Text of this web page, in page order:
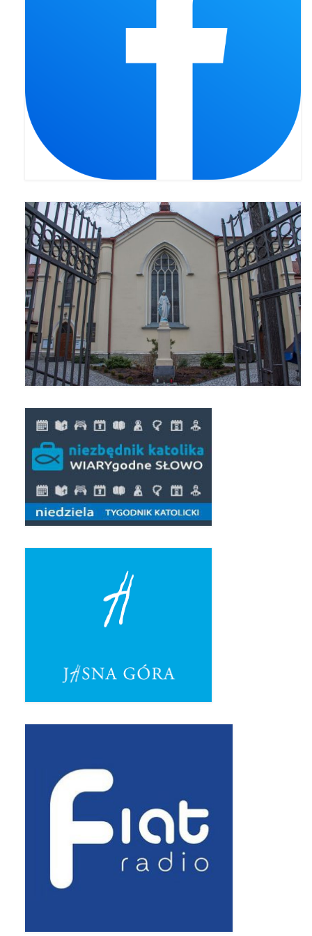
Bierzmowanie 24.10.2022r.
Galerie 2021
Pasterka 2021
Odpust 2021
Kościół Stacyjny Wielkiego Postu 2021
Pierwsza Komunia Święta
Pierwsza Komunia Święta – Grupa 1
Pierwsza Komunia Święta – Grupa 2
Pierwsza Komunia Święta – Grupa 3
Galerie 2020
Uroczystość Św. Jakuba Apostoła 2020
Wizytacja Kanoniczna 21.06.2020
Boże Ciało 2020
Opłatek Wspólnot Parafialnych
Galerie 2019
Triduum St. Kostka 2019
Posługa Siostry Elekty
Pierwsza Komunia Święta 2019
Imieniny Ks Kanonika
Wigilia Paschalna 2019
Wielki Piątek 2019
Droga Krzyżowa w parafii św. Jakuba